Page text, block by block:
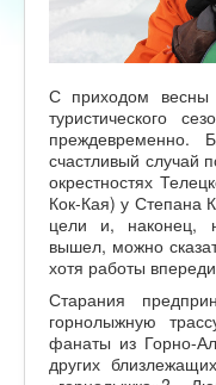
С приходом весны
туристического
преждевременно.
счастливый случай
окрестностях
Кок-Кая) у Степана
цели и, наконец,
вышел, можно
хотя работы
Старания
горнолыжную
фанаты из Горно-
других